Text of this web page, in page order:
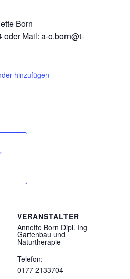
Born
Mail: a-o.born@t-
hinzufügen
VERANSTALTER
Annette Born Dipl. Ing
Gartenbau und
Naturtherapie
Telefon:
0177 2133704